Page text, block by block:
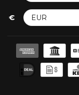
€